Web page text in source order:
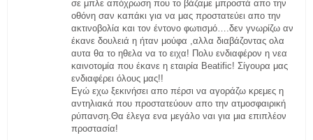
σε μπλε απόχρωση που το βάζαμε μπροστά απο την
οθόνη σαν καπάκι για να μας προστατεύει απο την
ακτινοβολία και τον έντονο φωτισμό….δεν γνωρίζω αν
έκανε δουλειά η ήταν μούφα ,αλλα διαβάζοντας ολα
αυτα θα το ηθελα να το ειχα! Πολυ ενδιαφέρον η νεα
καινοτομία που έκανε η εταιρία Beatific! Σίγουρα μας
ενδιαφέρει όλους μας!!
Εγώ εχω ξεκινήσει απο πέρσι να αγοράζω κρεμες η
αντηλιακά που προστατεύουν απο την ατμοσφαιρική
ρύπανση.Θα έλεγα ενα μεγάλο ναι για μια επιπλέον
προστασία!